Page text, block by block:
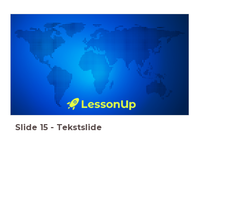
Slide 15 - Tekstslide